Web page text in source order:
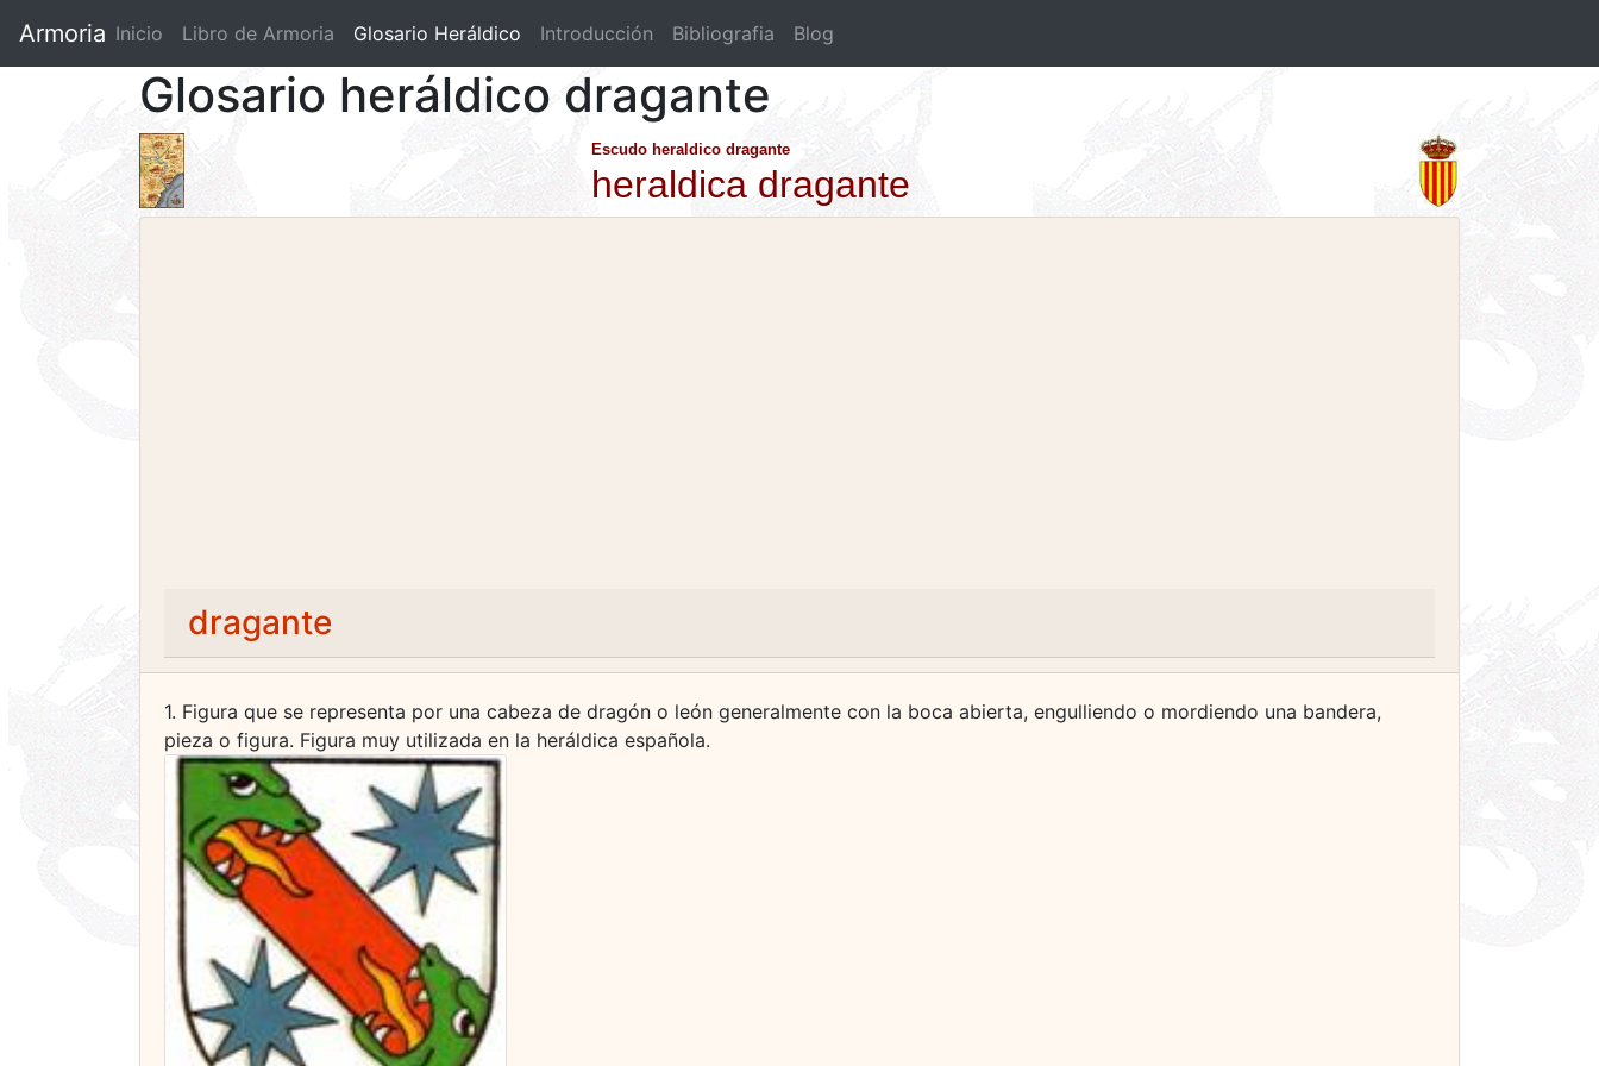
Armoria Inicio Libro de Armoria (current)
Glosario Heráldico Introducción Bibliografia Blog
Glosario heráldico dragante
Escudo heraldico dragante
heraldica dragante
dragante
1. Figura que se representa por una cabeza de dragón o león generalmente con la boca abierta, engulliendo o mordiendo una bandera,
pieza o figura. Figura muy utilizada en la heráldica española.